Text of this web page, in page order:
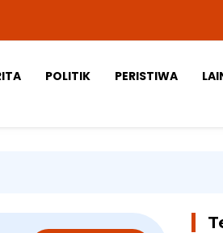
POLITIK PERISTIWA